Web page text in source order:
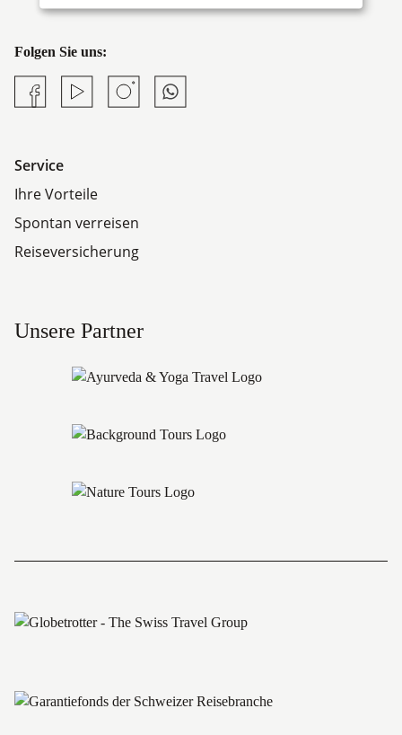
Folgen Sie uns:
Facebook YouTube Instagram Whatsapp
Service
Ihre Vorteile
Spontan verreisen
Reiseversicherung
Unsere Partner